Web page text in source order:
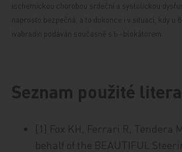
ischemickou chorobou srdeční a systolickou
naprosto bezpečná, a to dokonce i v situaci, kdy u
ivabradin podáván současně s b -blokátorem.
Seznam použité
[1] Fox KH, Ferrari R, Tendera
behalf of the BEAUTIFUL